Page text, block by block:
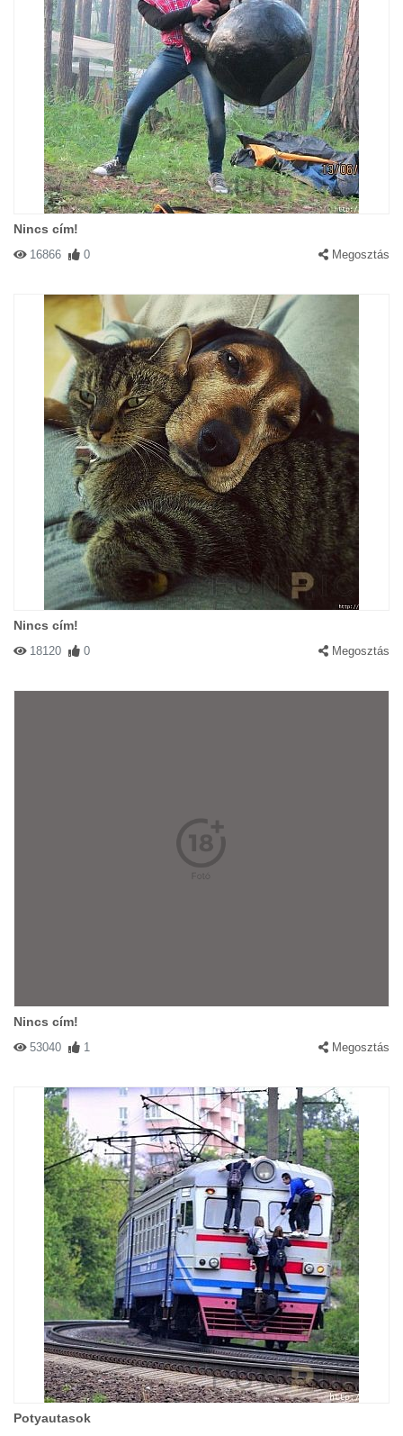
Nincs cím!
16866 0 Megosztás
Nincs cím!
18120 0 Megosztás
Nincs cím!
53040 1 Megosztás
Potyautasok